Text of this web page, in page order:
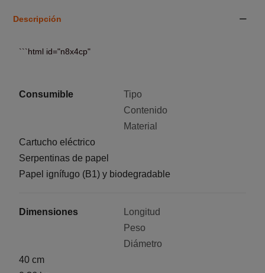
Descripción
```html id="n8x4cp"
Consumible
Tipo
Contenido
Material
Cartucho eléctrico
Serpentinas de papel
Papel ignífugo (B1) y biodegradable
Dimensiones
Longitud
Peso
Diámetro
40 cm